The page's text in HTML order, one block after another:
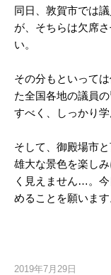
同日、敦賀市では
が、そちらは欠席
い。
その分もといって
た全国各地の議員
すべく、しっかり
そして、御殿場市と
雄大な景色を楽し
く見えません…。
めることを願います
2019年7月29日